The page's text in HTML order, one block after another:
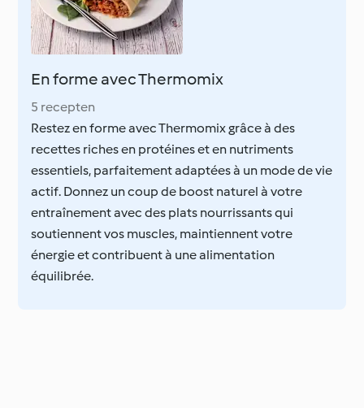
En forme avec Thermomix
5 recepten
Restez en forme avec Thermomix grâce à des
recettes riches en protéines et en nutriments
essentiels, parfaitement adaptées à un mode de vie
actif. Donnez un coup de boost naturel à votre
entraînement avec des plats nourrissants qui
soutiennent vos muscles, maintiennent votre
énergie et contribuent à une alimentation
équilibrée.